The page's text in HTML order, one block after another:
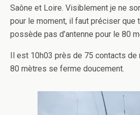
Saône et Loire. Visiblement je ne
pour le moment, il faut préciser que
possède pas d’antenne pour le 80
Il est 10h03 près de 75 contacts de
80 mètres se ferme doucement.